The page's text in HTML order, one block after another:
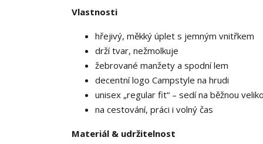
Vlastnosti
hřejivý, měkký úplet s jemným vnitřkem
drží tvar, nežmolkuje
žebrované manžety a spodní lem
decentní logo Campstyle na hrudi
unisex „regular fit“ – sedí na běžnou
na cestování, práci i volný čas
Materiál & udržitelnost